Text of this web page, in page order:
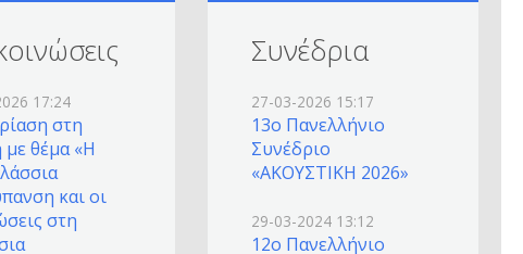
17:24
στη
θέμα «Η
και οι
στη
Συνέδρια
27-03-2026 15:17
13o Πανελλήνιο
Συνέδριο
«ΑΚΟΥΣΤΙΚΗ 2026»
29-03-2024 13:12
12o Πανελλήνιο